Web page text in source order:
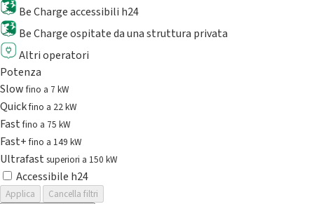
Be Charge accessibili h24
Be Charge ospitate da una struttura privata
Altri operatori
Potenza
Slowfino a 7 kW
Quickfino a 22 kW
Fastfino a 75 kW
Fast+fino a 149 kW
Ultrafast superiori a 150 kW
Accessibile h24
Applica
Cancella filtri